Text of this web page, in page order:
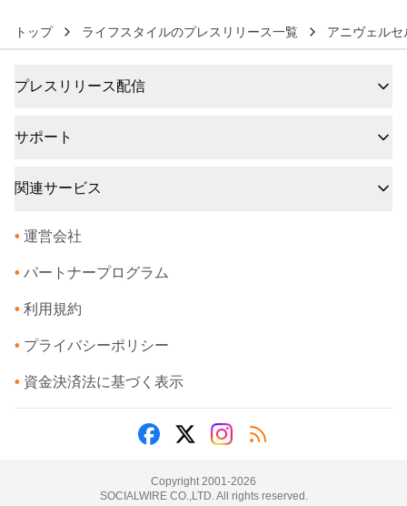
トップ ライフスタイルのプレスリリース一覧 アニヴェル
プレスリリース配信
サポート
関連サービス
• 運営会社
• パートナープログラム
• 利用規約
• プライバシーポリシー
• 資金決済法に基づく表示
Copyright 2001-2026
SOCIALWIRE CO.,LTD. All rights reserved.